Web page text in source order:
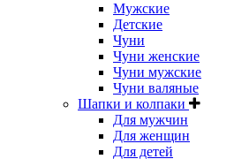
Мужские
Детские
Чуни
Чуни женские
Чуни мужские
Чуни валяные
Шапки и колпаки
Для мужчин
Для женщин
Для детей